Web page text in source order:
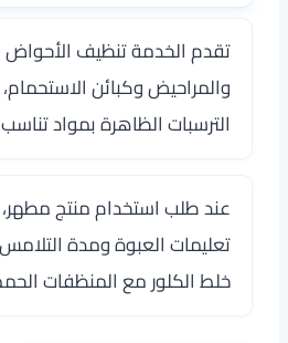
تقدم الخدمة تنظيف الأحواض
والمراحيض وكبائن
الترسبات الظاهرة بمواد
عند طلب استخدام منتج
تعليمات العبوة ومدة
خلط الكلور مع المنظفات